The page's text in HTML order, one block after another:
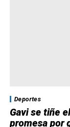
Deportes
Gavi se tiñe
promesa por